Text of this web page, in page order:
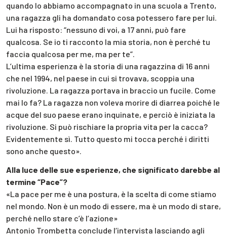
quando lo abbiamo accompagnato in una scuola a Trento,
una ragazza gli ha domandato cosa potessero fare per lui.
Lui ha risposto: “nessuno di voi, a 17 anni, può fare
qualcosa. Se io ti racconto la mia storia, non è perché tu
faccia qualcosa per me, ma per te”.
L’ultima esperienza è la storia di una ragazzina di 16 anni
che nel 1994, nel paese in cui si trovava, scoppia una
rivoluzione. La ragazza portava in braccio un fucile. Come
mai lo fa? La ragazza non voleva morire di diarrea poiché le
acque del suo paese erano inquinate, e perciò è iniziata la
rivoluzione. Si può rischiare la propria vita per la cacca?
Evidentemente sì. Tutto questo mi tocca perché i diritti
sono anche questo».
Alla luce delle sue esperienze, che significato darebbe al
termine “Pace”?
«La pace per me è una postura, è la scelta di come stiamo
nel mondo. Non è un modo di essere, ma è un modo di stare,
perché nello stare c’è l’azione»
Antonio Trombetta conclude l‘intervista lasciando agli